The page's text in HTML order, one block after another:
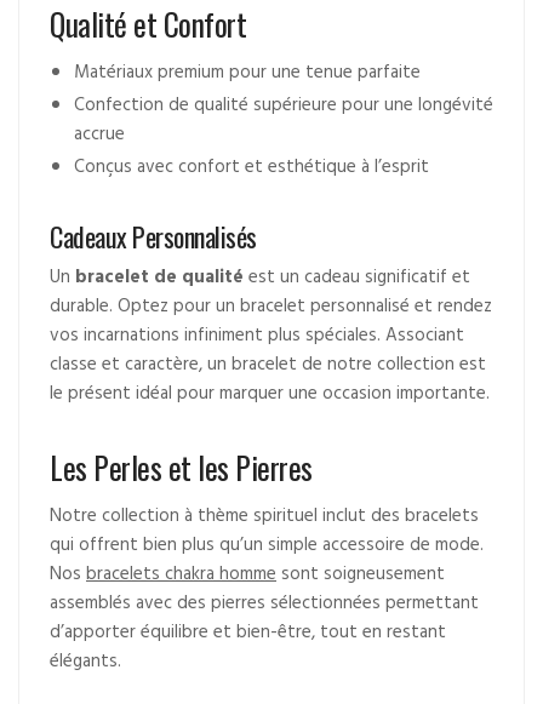
Qualité et Confort
Matériaux premium pour une tenue parfaite
Confection de qualité supérieure pour une longévité
accrue
Conçus avec confort et esthétique à l’esprit
Cadeaux Personnalisés
Un bracelet de qualitéest un cadeau significatif et
durable. Optez pour un bracelet personnalisé et rendez
vos incarnations infiniment plus spéciales. Associant
classe et caractère, un bracelet de notre collection est
le présent idéal pour marquer une occasion importante.
Les Perles et les Pierres
Notre collection à thème spirituel inclut des bracelets
qui offrent bien plus qu’un simple accessoire de mode.
Nosbracelets chakra hommesont soigneusement
assemblés avec des pierres sélectionnées permettant
d’apporter équilibre et bien-être, tout en restant
élégants.